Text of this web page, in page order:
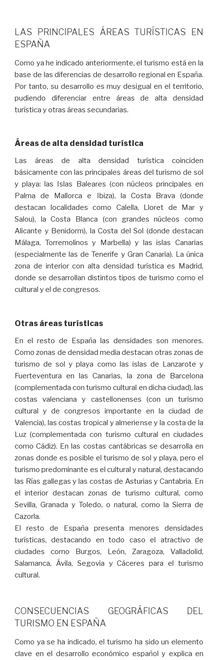
LAS PRINCIPALES ÁREAS TURÍSTICAS EN
ESPAÑA
Como ya he indicado anteriormente, el turismo está en la
base de las diferencias de desarrollo regional en España.
Por tanto, su desarrollo es muy desigual en el territorio,
pudiendo diferenciar entre áreas de alta densidad
turística y otras áreas secundarias.
Áreas de alta densidad turística
Las áreas de alta densidad turística coinciden
básicamente con las principales áreas del turismo de sol
y playa: las Islas Baleares (con núcleos principales en
Palma de Mallorca e Ibiza), la Costa Brava (donde
destacan localidades como Calella, Lloret de Mar y
Salou), la Costa Blanca (con grandes núcleos como
Alicante y Benidorm), la Costa del Sol (donde destacan
Málaga, Torremolinos y Marbella) y las islas Canarias
(especialmente las de Tenerife y Gran Canaria). La única
zona de interior con alta densidad turística es Madrid,
donde se desarrollan distintos tipos de turismo como el
cultural y el de congresos.
Otras áreas turísticas
En el resto de España las densidades son menores.
Como zonas de densidad media destacan otras zonas de
turismo de sol y playa como las islas de Lanzarote y
Fuerteventura en las Canarias, la zona de Barcelona
(complementada con turismo cultural en dicha ciudad), las
costas valenciana y castellonenses (con un turismo
cultural y de congresos importante en la ciudad de
Valencia), las costas tropical y almeriense y la costa de la
Luz (complementada con turismo cultural en ciudades
como Cádiz). En las costas cantábricas se desarrolla en
zonas donde es posible el turismo de sol y playa, pero el
turismo predominante es el cultural y natural, destacando
las Rías gallegas y las costas de Asturias y Cantabria. En
el interior destacan zonas de turismo cultural, como
Sevilla, Granada y Toledo, o natural, como la Sierra de
Cazorla.
El resto de España presenta menores densidades
turísticas, destacando en todo caso el atractivo de
ciudades como Burgos, León, Zaragoza, Valladolid,
Salamanca, Ávila, Segovia y Cáceres para el turismo
cultural.
CONSECUENCIAS GEOGRÁFICAS DEL
TURISMO EN ESPAÑA
Como ya se ha indicado, el turismo ha sido un elemento
clave en el desarrollo económico español y explica en